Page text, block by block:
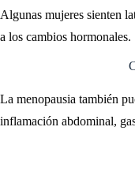
Algunas mujeres sienten
a los cambios hormonales.
La menopausia también
inflamación abdominal,